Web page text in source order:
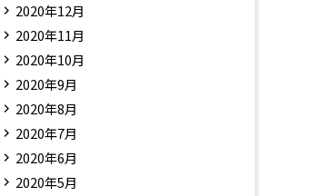
2020年12月
2020年11月
2020年10月
2020年9月
2020年8月
2020年7月
2020年6月
2020年5月